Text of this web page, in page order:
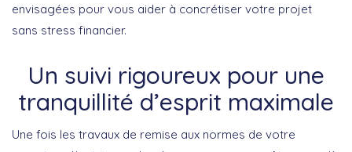
envisagées pour vous aider à concrétiser votre projet
sans stress financier.
Un suivi rigoureux pour une
tranquillité d’esprit maximale
Une fois les travaux de remise aux normes de votre